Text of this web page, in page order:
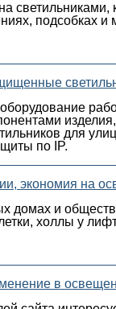
светильниками,
подсобках и
для
по IP.
экономия на
домах и
холлы у
в